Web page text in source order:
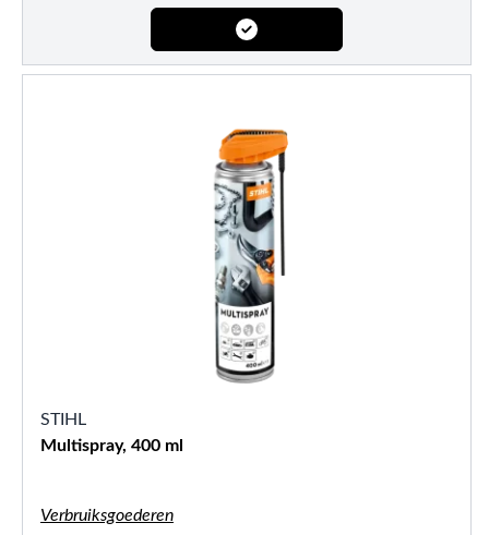
STIHL
Multispray, 400 ml
Verbruiksgoederen